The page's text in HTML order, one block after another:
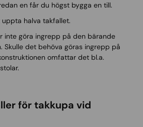
en får du högst bygga en till.
uppta halva takfallet.
inte göra ingrepp på den bärande
Skulle det behöva göras ingrepp på
omfattar det bl.a.
för takkupa vid